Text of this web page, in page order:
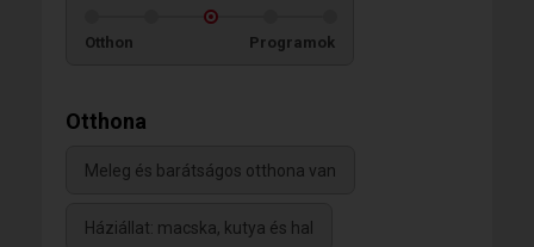
Otthon Programok
Otthona
Meleg és barátságos otthona van
Háziállat: macska, kutya és hal